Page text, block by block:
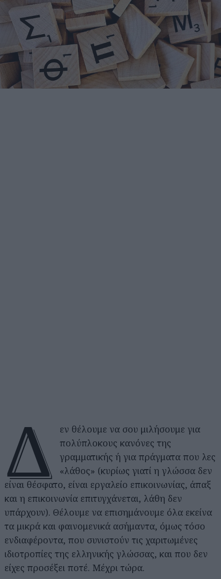
Δ
εν θέλουμε να σου μιλήσουμε για
πολύπλοκους κανόνες της
γραμματικής ή για πράγματα που λες
«λάθος» (κυρίως γιατί η γλώσσα δεν
είναι θέσφατο, είναι εργαλείο επικοινωνίας, άπαξ
και η επικοινωνία επιτυγχάνεται, λάθη δεν
υπάρχουν). Θέλουμε να επισημάνουμε όλα εκείνα
τα μικρά και φαινομενικά ασήμαντα, όμως τόσο
ενδιαφέροντα, που συνιστούν τις χαριτωμένες
ιδιοτροπίες της ελληνικής γλώσσας, και που δεν
είχες προσέξει ποτέ. Μέχρι τώρα.